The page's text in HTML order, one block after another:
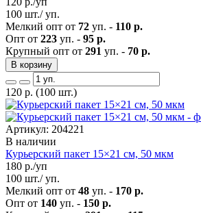
100 шт./ уп.
Мелкий опт от 72 уп. - 110 р.
Опт от 223 уп. - 95 р.
Крупный опт от 291 уп. - 70 р.
В корзину
120 р. (100 шт.)
Артикул: 204221
В наличии
Курьерский пакет 15×21 см, 50 мкм
180 р./уп
100 шт./ уп.
Мелкий опт от 48 уп. - 170 р.
Опт от 140 уп. - 150 р.